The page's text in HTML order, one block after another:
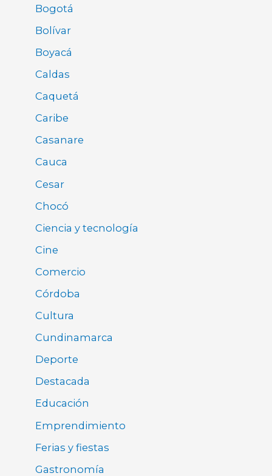
Bogotá
Bolívar
Boyacá
Caldas
Caquetá
Caribe
Casanare
Cauca
Cesar
Chocó
Ciencia y tecnología
Cine
Comercio
Córdoba
Cultura
Cundinamarca
Deporte
Destacada
Educación
Emprendimiento
Ferias y fiestas
Gastronomía